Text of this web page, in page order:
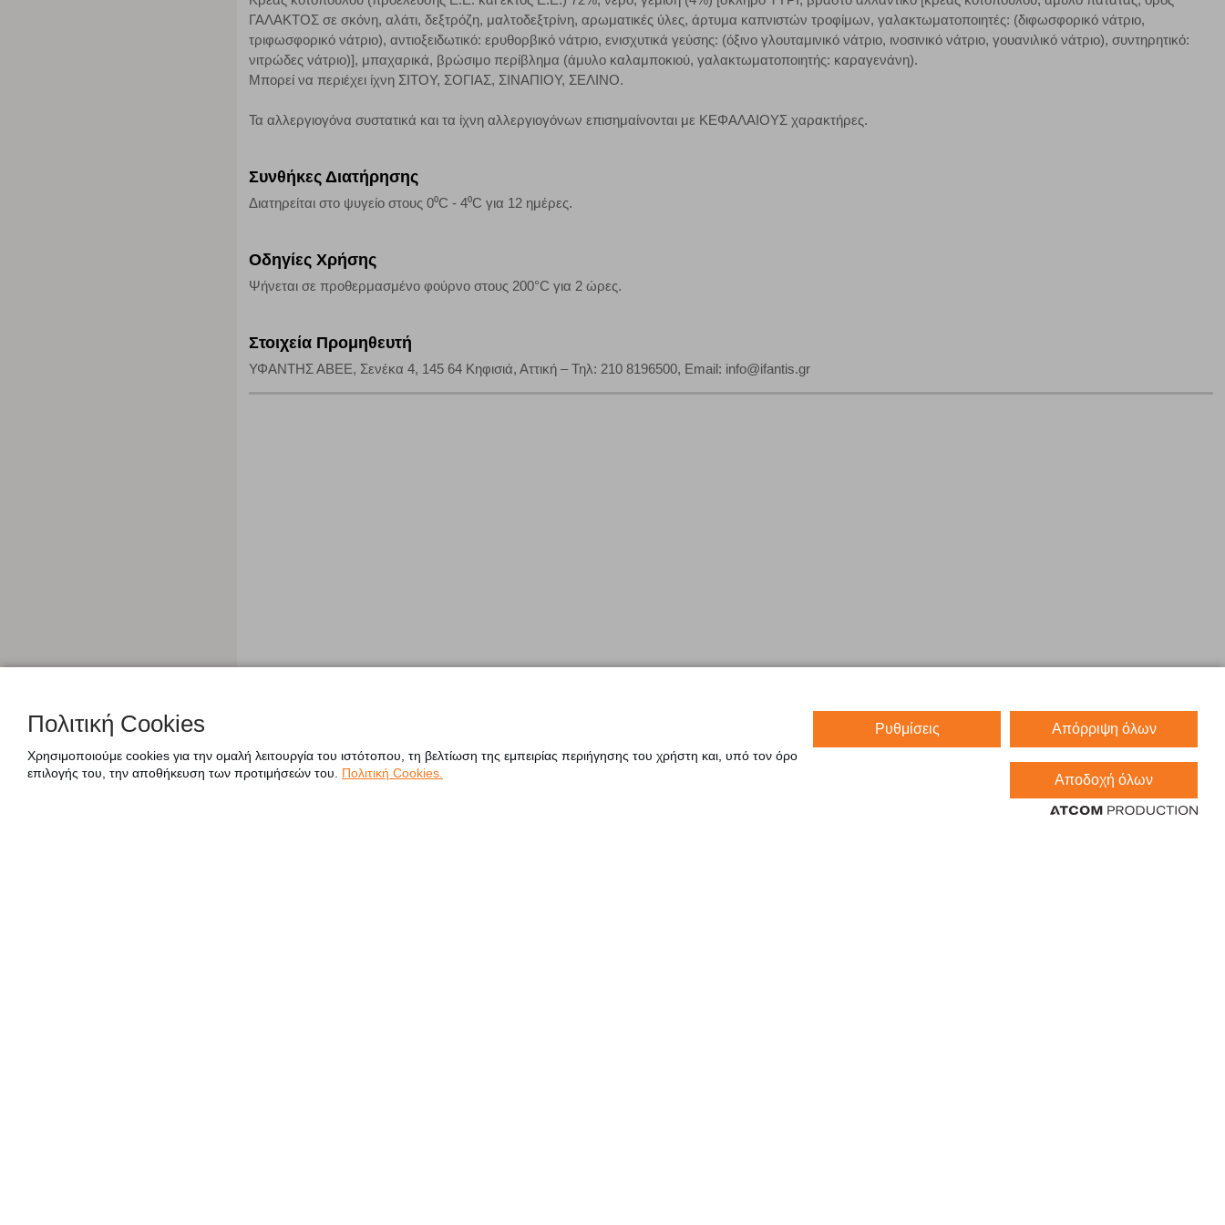
ΓΑΛΑΚΤΟΣ σε σκόνη, αλάτι, δεξτρόζη, μαλτοδεξτρίνη, αρωματικές ύλες, άρτυμα καπνιστών τροφίμων, γαλακτωματοποιητές: (διφωσφορικό νάτριο,
τριφωσφορικό νάτριο), αντιοξειδωτικό: ερυθορβικό νάτριο, ενισχυτικά γεύσης: (όξινο γλουταμινικό νάτριο, ινοσινικό νάτριο, γουανιλικό νάτριο), συντηρητικό:
νιτρώδες νάτριο)], μπαχαρικά, βρώσιμο περίβλημα (άμυλο καλαμποκιού, γαλακτωματοποιητής: καραγενάνη).
Μπορεί να περιέχει ίχνη ΣΙΤΟΥ, ΣΟΓΙΑΣ, ΣΙΝΑΠΙΟΥ, ΣΕΛΙΝΟ.
Τα αλλεργιογόνα συστατικά και τα ίχνη αλλεργιογόνων επισημαίνονται με ΚΕΦΑΛΑΙΟΥΣ χαρακτήρες.
Συνθήκες Διατήρησης
Διατηρείται στο ψυγείο στους 0⁰C - 4⁰C για 12 ημέρες.
Οδηγίες Χρήσης
Ψήνεται σε προθερμασμένο φούρνο στους 200°C για 2 ώρες.
Στοιχεία Προμηθευτή
ΥΦΑΝΤΗΣ ΑΒΕΕ, Σενέκα 4, 145 64 Κηφισιά, Αττική – Τηλ: 210 8196500, Email: info@ifantis.gr
Πολιτική Cookies
Χρησιμοποιούμε cookies για την ομαλή λειτουργία του ιστότοπου, τη βελτίωση της εμπειρίας περιήγησης του χρήστη και, υπό τον όρο
επιλογής του, την αποθήκευση των προτιμήσεών του.
Πολιτική Cookies.
Ρυθμίσεις Απόρριψη όλων
Αποδοχή όλων
Απολύτως απαραίτητα cookies
Η συγκεκριμένη κατηγορία cookies είναι απαραίτητη για τη λειτουργία του ιστότοπου και ενεργοποιημένη. Έχετε ωστόσο τη δυνατότητα να ρυθμίσετε το πρόγραμμα περιήγησής σας ώστε να